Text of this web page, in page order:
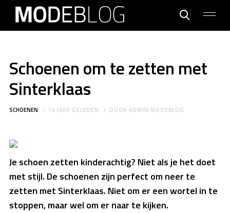
Schoenen om te zetten met
Sinterklaas
SCHOENEN 14 JAAR GELEDEN DOORADMIN MODEBLOG
Je schoen zetten kinderachtig? Niet als je het doet
met stijl. De schoenen zijn perfect om neer te
zetten met Sinterklaas. Niet om er een wortel in te
stoppen, maar wel om er naar te kijken.